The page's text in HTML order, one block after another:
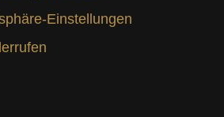
Einstellungen